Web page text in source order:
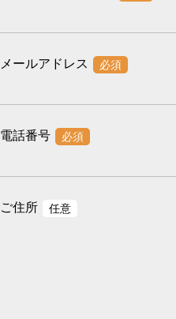
メールアドレス 必須
電話番号 必須
ご住所 任意